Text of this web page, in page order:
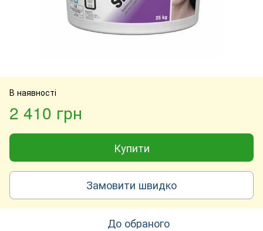
В наявності
2 410 грн
Купити
Замовити швидко
До обраного